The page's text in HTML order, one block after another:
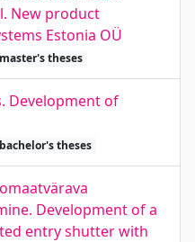
New product
Estonia OÜ
master's theses
Development of
bachelor's theses
Development of a
entry shutter with